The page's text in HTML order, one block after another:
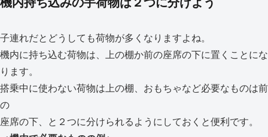
子連れだとどうしても荷物が多くなりますよね。
機内に持ち込む荷物は、上の棚か前の座席の下に置くことにな
ります。
搭乗中に使わない荷物は上の棚、おもちゃなど必要なものは前
の
座席の下、と２つに分けられるようにしておくと便利です。